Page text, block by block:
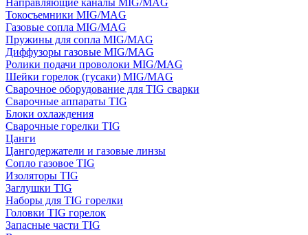
Направляющие каналы MIG/MAG
Токосъемники MIG/MAG
Газовые сопла MIG/MAG
Пружины для сопла MIG/MAG
Диффузоры газовые MIG/MAG
Ролики подачи проволоки MIG/MAG
Шейки горелок (гусаки) MIG/MAG
Сварочное оборудование для TIG сварки
Сварочные аппараты TIG
Блоки охлаждения
Сварочные горелки TIG
Цанги
Цангодержатели и газовые линзы
Сопло газовое TIG
Изоляторы TIG
Заглушки TIG
Наборы для TIG горелки
Головки TIG горелок
Запасные части TIG